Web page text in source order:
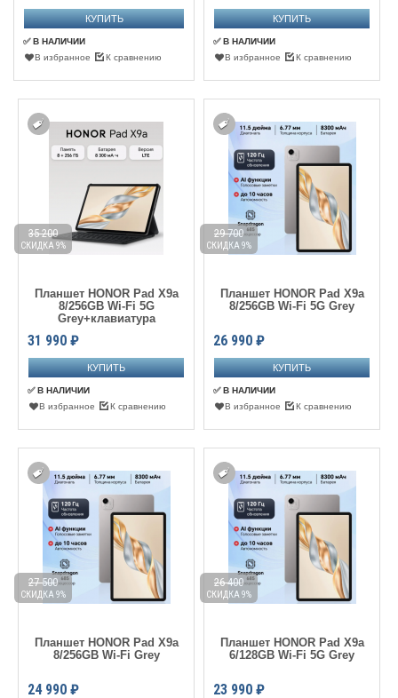
✅ В НАЛИЧИИ
В избранное
К сравнению
✅ В НАЛИЧИИ
В избранное
К сравнению
Планшет HONOR Pad X9a
8/256GB Wi-Fi 5G
Grey+клавиатура
31 990 ₽
35 200
СКИДКА 9%
✅ В НАЛИЧИИ
В избранное
К сравнению
Планшет HONOR Pad X9a
8/256GB Wi-Fi 5G Grey
26 990 ₽
29 700
СКИДКА 9%
✅ В НАЛИЧИИ
В избранное
К сравнению
Планшет HONOR Pad X9a
8/256GB Wi-Fi Grey
24 990 ₽
27 500
СКИДКА 9%
Планшет HONOR Pad X9a
6/128GB Wi-Fi 5G Grey
23 990 ₽
26 400
СКИДКА 9%